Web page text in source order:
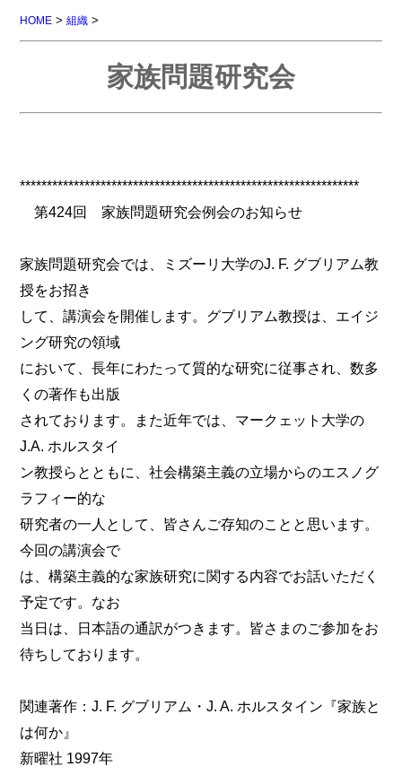
HOME >組織 >
家族問題研究会
***************************************************************
第424回 家族問題研究会例会のお知らせ
家族問題研究会では、ミズーリ大学のJ. F. グブリアム教
授をお招き
して、講演会を開催します。グブリアム教授は、エイジ
ング研究の領域
において、長年にわたって質的な研究に従事され、数多
くの著作も出版
されております。また近年では、マークェット大学の
J.A. ホルスタイ
ン教授らとともに、社会構築主義の立場からのエスノグ
ラフィー的な
研究者の一人として、皆さんご存知のことと思います。
今回の講演会で
は、構築主義的な家族研究に関する内容でお話いただく
予定です。なお
当日は、日本語の通訳がつきます。皆さまのご参加をお
待ちしております。
関連著作：J. F. グブリアム・J. A. ホルスタイン『家族と
は何か』
新曜社 1997年